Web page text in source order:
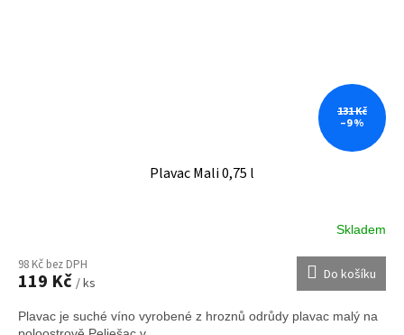
131 Kč
–9 %
Plavac Mali 0,75 l
Skladem
98 Kč bez DPH
119 Kč / ks Do košíku
Plavac je suché víno vyrobené z hroznů odrůdy plavac malý na